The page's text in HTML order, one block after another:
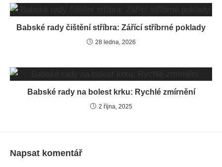
Babské rady čištění stříbra: Zářící stříbrné poklady
28 ledna, 2026
Babské rady na bolest krku: Rychlé zmírnění
2 října, 2025
Napsat komentář